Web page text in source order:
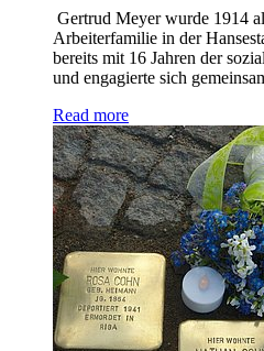
Gertrud Meyer wurde 1914
Arbeiterfamilie in der
bereits mit 16 Jahren der
und engagierte sich
Read more